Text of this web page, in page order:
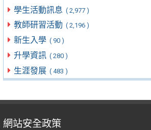
學生活動訊息 ( 2,977 )
教師研習活動 ( 2,196 )
新生入學 ( 90 )
升學資訊 ( 280 )
生涯發展 ( 483 )
網站安全政策